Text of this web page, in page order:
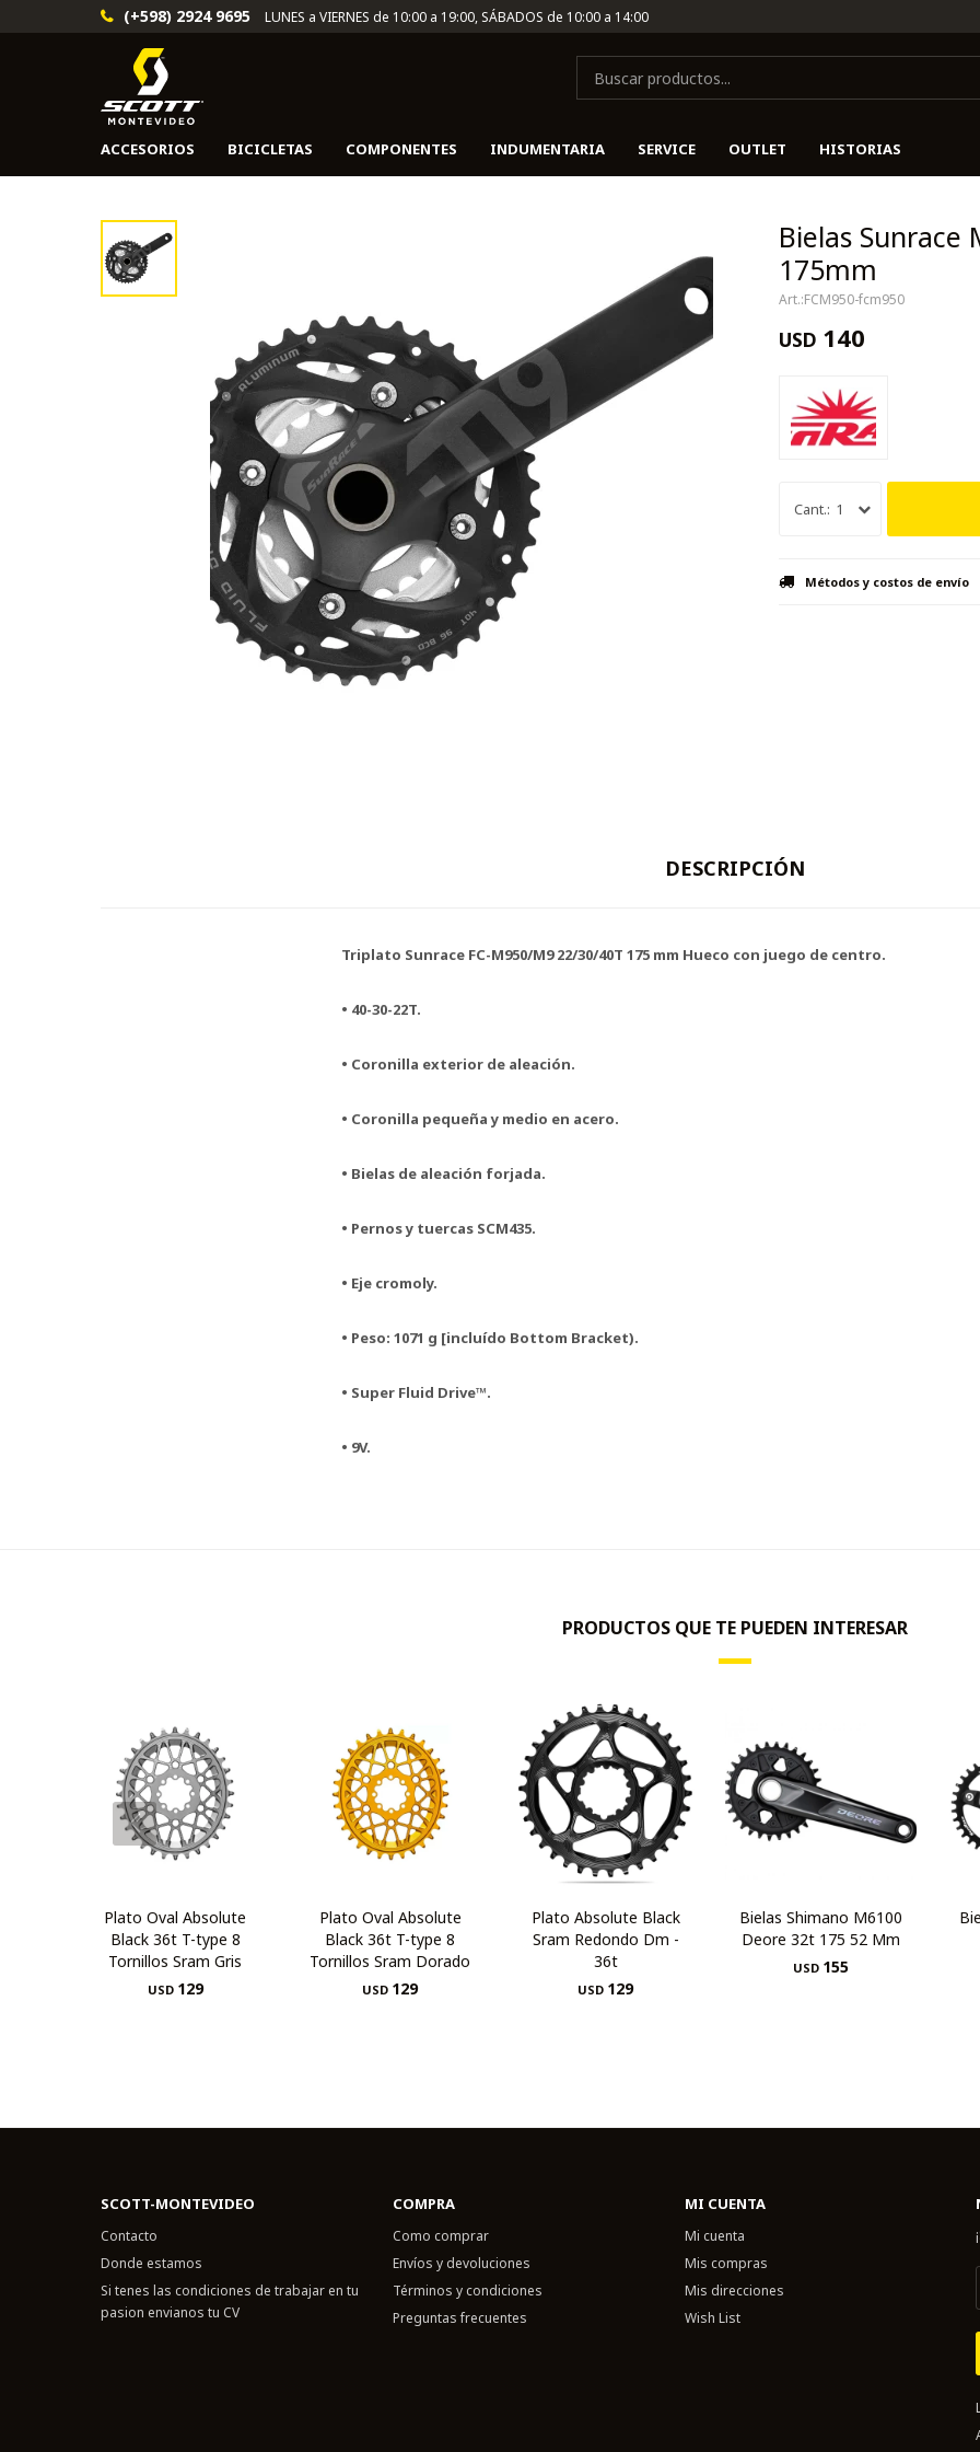
ACCESORIOS BICICLETAS COMPONENTES INDUMENTARIA SERVICE OUTLET HISTORIAS
(+598) 2924 9695 LUNES a VIERNES de 10:00 a 19:00, SÁBADOS de 10:00 a 14:00
Bielas Sunrace
175mm
FCM950-fcm950
USD 140
1
Métodos y costos de envío
DESCRIPCIÓN
Triplato Sunrace FC-M950/M9 22/30/40T 175 mm Hueco con juego de centro.
• 40-30-22T.
• Coronilla exterior de aleación.
• Coronilla pequeña y medio en acero.
• Bielas de aleación forjada.
• Pernos y tuercas SCM435.
• Eje cromoly.
• Peso: 1071 g [incluído Bottom Bracket).
• Super Fluid Drive™.
• 9V.
PRODUCTOS QUE TE PUEDEN INTERESAR
Plato Oval Absolute
Black 36t T-type 8
Tornillos Sram Gris
USD 129
Plato Oval Absolute
Black 36t T-type 8
Tornillos Sram Dorado
USD 129
Plato Absolute Black
Sram Redondo Dm -
36t
USD 129
Bielas Shimano M6100
Deore 32t 175 52 Mm
USD 155
SCOTT-MONTEVIDEO
Contacto
Donde estamos
Si tenes las condiciones de trabajar en tu
pasion envianos tu CV
COMPRA
Como comprar
Envíos y devoluciones
Términos y condiciones
Preguntas frecuentes
MI CUENTA
Mi cuenta
Mis compras
Mis direcciones
Wish List